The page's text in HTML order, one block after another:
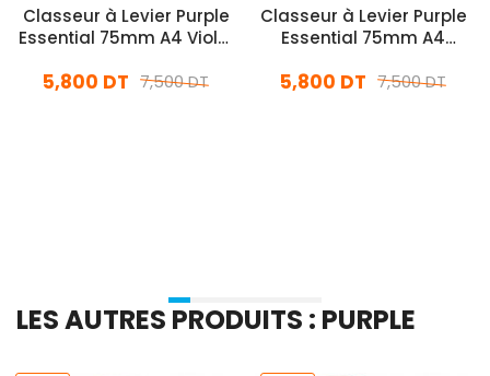
Classeur à Levier Purple
Essential 75mm A4 Violet
7,500 DT
5,800 DT
Classeur à Levier Purple
Essential 75mm A4
7,500 DT
5,800 DT
LES AUTRES PRODUITS : PURPLE